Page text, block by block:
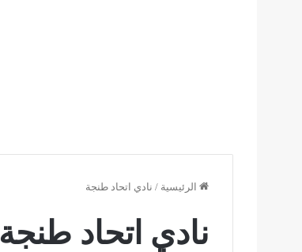
الرئيسية / نادي اتحاد طنجة
نادي اتحاد طنجة